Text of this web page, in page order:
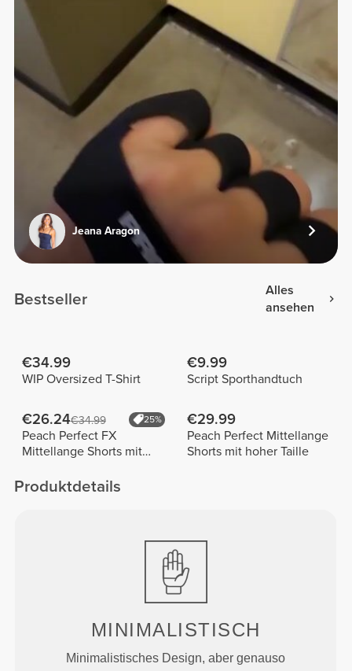
Jeana Aragon
Bestseller
Alles
ansehen
€34.99
WIP Oversized T-Shirt
€9.99
Script Sporthandtuch
€26.24€34.99 25%
Peach Perfect FX
Mittellange Shorts mit
€29.99
Peach Perfect Mittellange
Shorts mit hoher Taille
Produktdetails
MINIMALISTISCH
Minimalistisches Design, aber genauso